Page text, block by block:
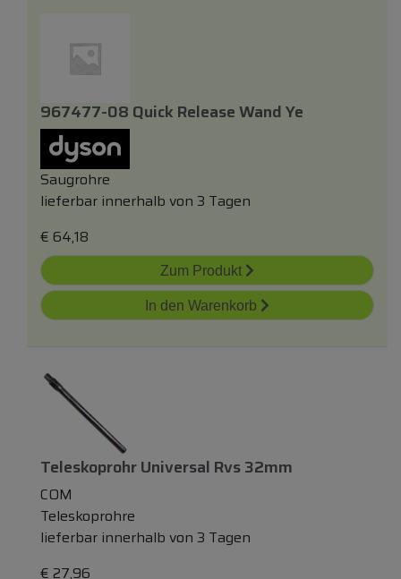
967477-08 Quick Release Wand Ye
Saugrohre
lieferbar innerhalb von 3 Tagen
€ 64,18
Zum Produkt
In den Warenkorb
Teleskoprohr Universal Rvs 32mm
COM
Teleskoprohre
lieferbar innerhalb von 3 Tagen
€ 27,96